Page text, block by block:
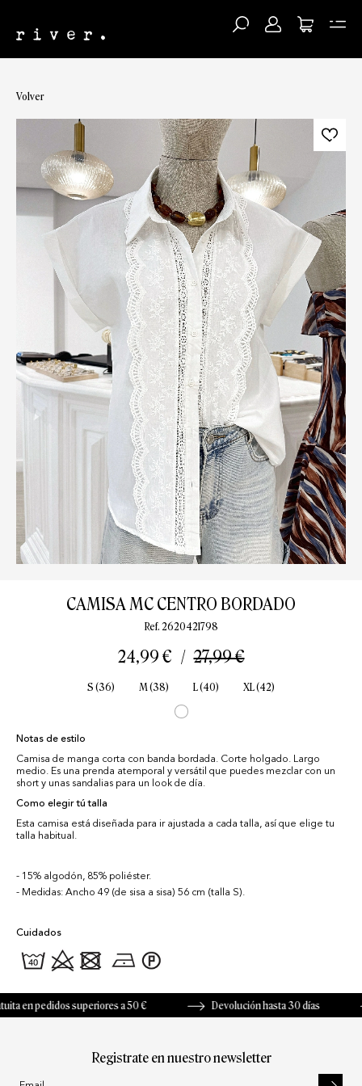
Volver
CAMISA MC CENTRO BORDADO
Ref. 2620421798
24,99 € 27,99 €
S (36) M (38) L (40) XL (42)
Notas de estilo
Camisa de manga corta con banda bordada. Corte holgado. Largo
medio. Es una prenda atemporal y versátil que puedes mezclar con un
short y unas sandalias para un look de día.
Como elegir tú talla
Esta camisa está diseñada para ir ajustada a cada talla, así que elige tu
talla habitual.
15% algodón, 85% poliéster.
Medidas: Ancho 49 (de sisa a sisa) 56 cm (talla S).
Cuidados
en pedidos superiores a 50 € Devolución hasta 30 días
Registrate en nuestro newsletter